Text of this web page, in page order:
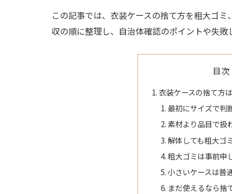
この記事では、衣装ケースの捨て方を粗大ゴ
収の順に整理し、自治体確認のポイントや失敗
目次
衣装ケースの捨て方
最初にサイズで判
素材より品目で扱
解体しても粗大ゴ
粗大ゴミは事前申
小さいケースは普
まだ使えるなら捨